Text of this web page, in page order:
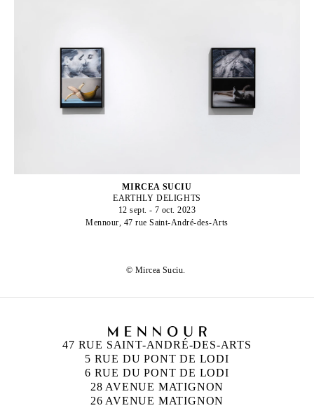
MIRCEA SUCIU
EARTHLY DELIGHTS
12 sept. - 7 oct. 2023
Mennour, 47 rue Saint-André-des-Arts
© Mircea Suciu.
47 RUE SAINT-ANDRÉ-DES-ARTS
5 RUE DU PONT DE LODI
6 RUE DU PONT DE LODI
28 AVENUE MATIGNON
26 AVENUE MATIGNON